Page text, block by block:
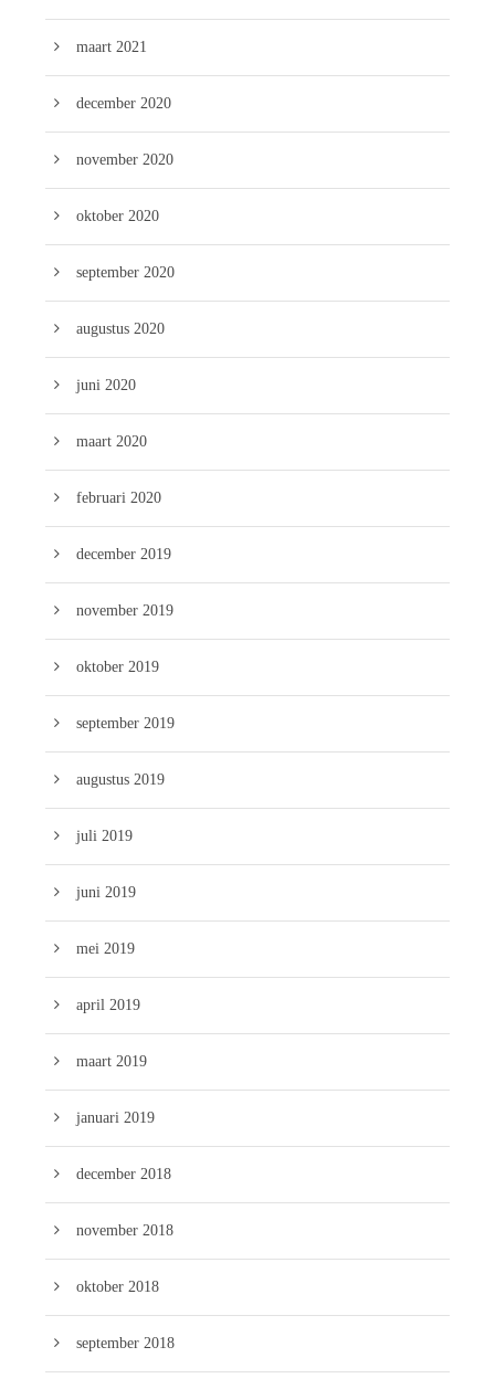
maart 2021
december 2020
november 2020
oktober 2020
september 2020
augustus 2020
juni 2020
maart 2020
februari 2020
december 2019
november 2019
oktober 2019
september 2019
augustus 2019
juli 2019
juni 2019
mei 2019
april 2019
maart 2019
januari 2019
december 2018
november 2018
oktober 2018
september 2018